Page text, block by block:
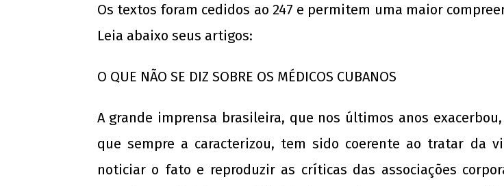
O QUE NÃO SE DIZ SOBRE OS MÉDICOS
CUBANOS
de
admin
A Munição da Direita Não é
2013
admin
Os textos foram cedidos ao 247 e permitem uma maior
Leia abaixo seus artigos:
O QUE NÃO SE DIZ SOBRE OS MÉDICOS CUBANOS
A grande imprensa brasileira, que nos últimos anos
que sempre a caracterizou, tem sido coerente ao tratar da
noticiar o fato e reproduzir as críticas das associações